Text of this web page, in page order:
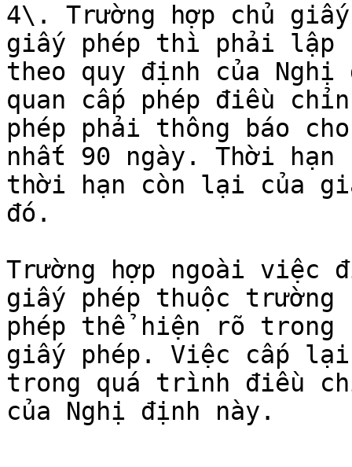
4\. Trường hợp chủ
giấy phép thì phải lập
theo quy định của
quan cấp phép điều
phép phải thông báo
nhất 90 ngày. Thời
thời hạn còn lại của
đó.
Trường hợp ngoài việc
giấy phép thuộc
phép thể hiện rõ trong
giấy phép. Việc cấp
trong quá trình điều